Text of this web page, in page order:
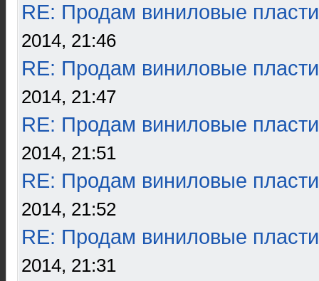
RE: Продам виниловые
2014, 21:46
RE: Продам виниловые
2014, 21:47
RE: Продам виниловые
2014, 21:51
RE: Продам виниловые
2014, 21:52
RE: Продам виниловые
2014, 21:31